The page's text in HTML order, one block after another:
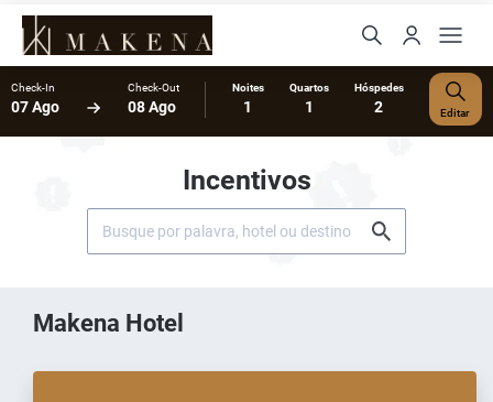
Check-In
07 Ago
Check-Out
08 Ago
Noites
1
Quartos
1
Hóspedes
2 Editar
Incentivos
Makena Hotel